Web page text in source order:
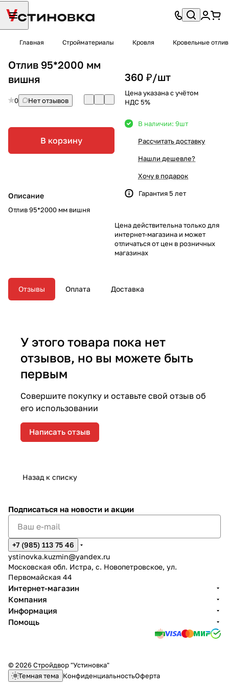
Главная Стройматериалы Кровля Кровельные
Отлив 95*2000 мм
вишня
0 Нет отзывов
В корзину
Описание
Отлив 95*2000 мм вишня
360 ₽/шт
Цена указана с учётом
НДС 5%
В наличии: 9шт
Рассчитать доставку
Нашли дешевле?
Хочу в подарок
Гарантия 5 лет
Цена действительна только для
интернет-магазина и может
отличаться от цен в розничных
магазинах
Отзывы Оплата Доставка
У этого товара пока нет
отзывов, но вы можете быть
первым
Совершите покупку и оставьте свой отзыв об
его использовании
Написать отзыв
Назад к списку
Подписаться на новости и акции
+7 (985) 113 75 46
ystinovka.kuzmin@yandex.ru
Московская обл. Истра, с. Новопетровское, ул.
Первомайская 44
Интернет-магазин
Компания
Информация
Помощь
© 2026 Стройдвор "Устиновка"
Темная тема КонфиденциальностьОферта